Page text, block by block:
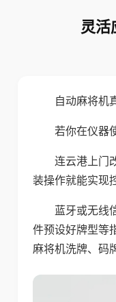
灵活
自动麻将机
若你在仪器
连云港上门
装操作就能实现
蓝牙或无线
件预设好牌型等
麻将机洗牌、码